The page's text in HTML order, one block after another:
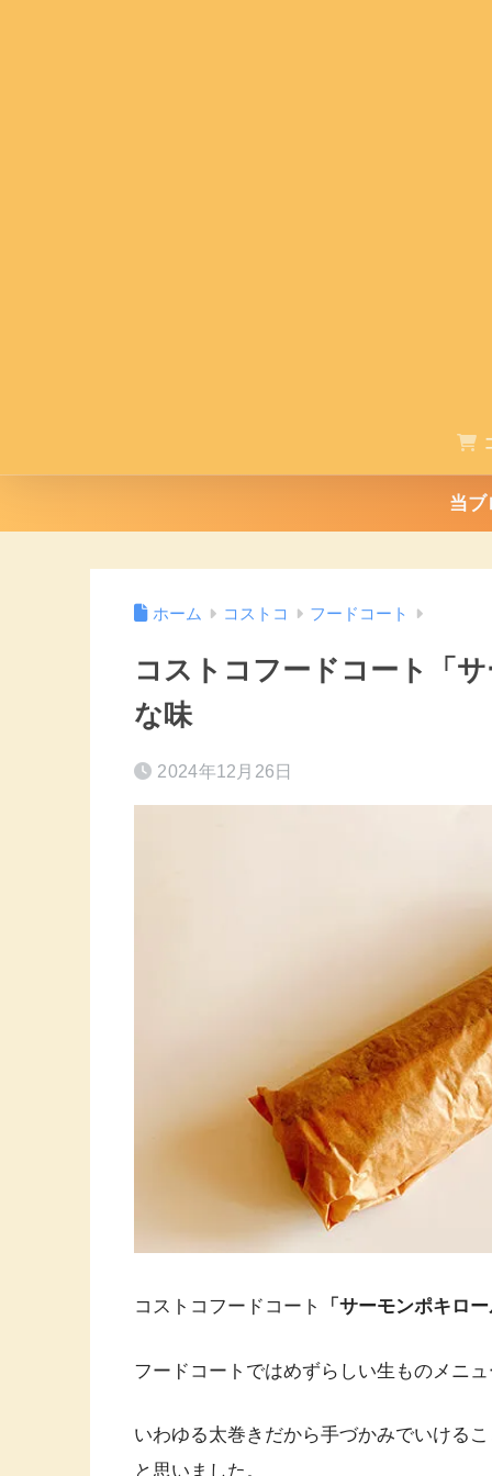
当ブ
ホーム コストコ フードコート
コストコフードコート「
な味
2024年12月26日
コストコフードコート 「サーモンポキロ
フードコートではめずらしい生ものメニ
いわゆる太巻きだから手づかみでいける
と思いました。